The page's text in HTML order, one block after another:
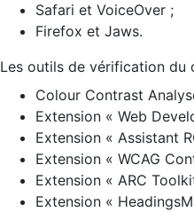
Safari et VoiceOver ;
Firefox et Jaws.
Les outils de vérification du
Colour Contrast
Extension « Web
Extension « Assistant
Extension « WCAG
Extension « ARC
Extension «